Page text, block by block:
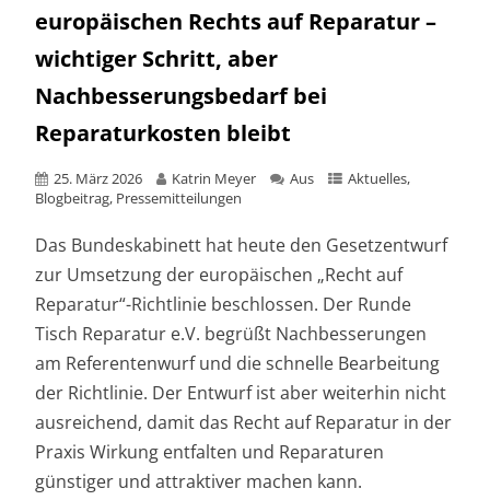
europäischen Rechts auf Reparatur –
wichtiger Schritt, aber
Nachbesserungsbedarf bei
Reparaturkosten bleibt
25. März 2026 Katrin Meyer Aus Aktuelles,
Blogbeitrag, Pressemitteilungen
Das Bundeskabinett hat heute den Gesetzentwurf
zur Umsetzung der europäischen „Recht auf
Reparatur“-Richtlinie beschlossen. Der Runde
Tisch Reparatur e.V. begrüßt Nachbesserungen
am Referentenwurf und die schnelle Bearbeitung
der Richtlinie. Der Entwurf ist aber weiterhin nicht
ausreichend, damit das Recht auf Reparatur in der
Praxis Wirkung entfalten und Reparaturen
günstiger und attraktiver machen kann.